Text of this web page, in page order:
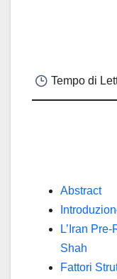
Tempo di
Abstract
L’Iran
Shah
Fattori